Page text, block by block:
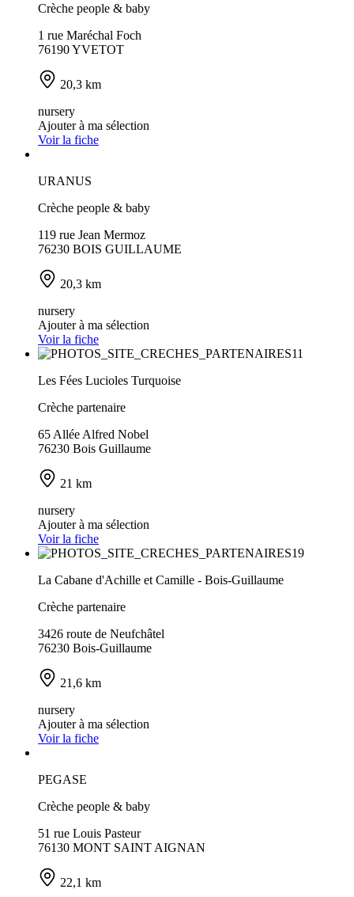
Crèche people & baby
1 rue Maréchal Foch
76190 YVETOT
20,3 km
nursery
Ajouter à ma sélection
Voir la fiche
URANUS
Crèche people & baby
119 rue Jean Mermoz
76230 BOIS GUILLAUME
20,3 km
nursery
Ajouter à ma sélection
Voir la fiche
Les Fées Lucioles Turquoise
Crèche partenaire
65 Allée Alfred Nobel
76230 Bois Guillaume
21 km
nursery
Ajouter à ma sélection
Voir la fiche
La Cabane d'Achille et Camille - Bois-Guillaume
Crèche partenaire
3426 route de Neufchâtel
76230 Bois-Guillaume
21,6 km
nursery
Ajouter à ma sélection
Voir la fiche
PEGASE
Crèche people & baby
51 rue Louis Pasteur
76130 MONT SAINT AIGNAN
22,1 km